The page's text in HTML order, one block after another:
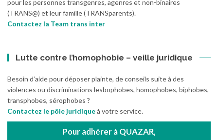
pour les personnes transgenres, agenres et non-binaires
(TRANS@) et leur famille (TRANSparents).
Contactez la Team trans inter
Lutte contre l’homophobie – veille juridique
Besoin d’aide pour déposer plainte, de conseils suite à des
violences ou discriminations lesbophobes, homophobes, biphobes,
transphobes, sérophobes ?
Contactez le pôle juridiqueà votre service.
Pour adhérer à QUAZAR,